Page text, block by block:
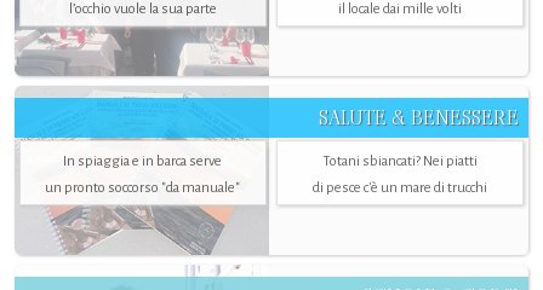
l’occhio vuole la sua parte
il locale dai mille volti
SALUTE & BENESSERE
In spiaggia e in barca serve
un pronto soccorso "da manuale"
Totani sbiancati? Nei piatti
di pesce c'è un mare di trucchi